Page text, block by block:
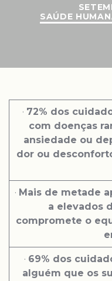
SAÚDE
· 72% dos
com doenças
ansiedade ou
dor ou
· Mais de metade
a elevados
compromete o
· 69% dos
alguém que os